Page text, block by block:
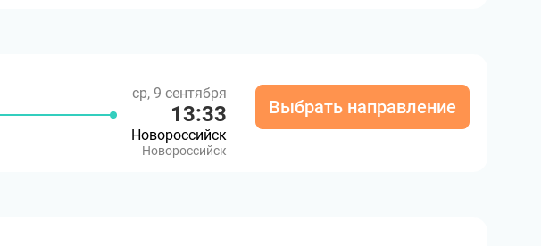
ср, 9 сентября
13:33
Новороссийск
Новороссийск
Выбрать направление